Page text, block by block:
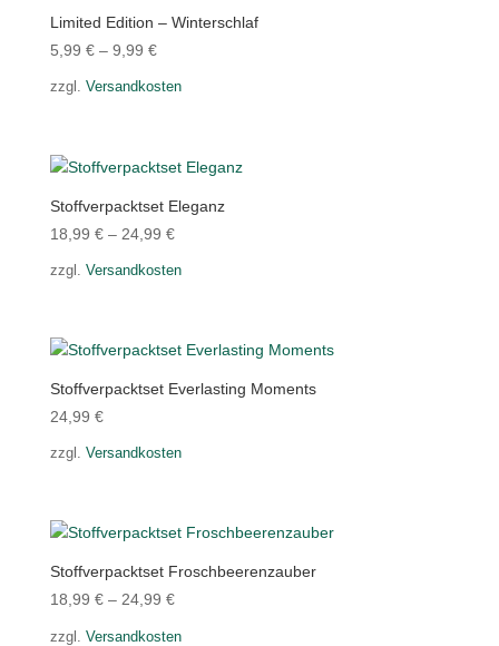
Limited Edition – Winterschlaf
5,99 €– 9,99 €
zzgl. Versandkosten
Stoffverpacktset Eleganz
18,99 €– 24,99 €
zzgl. Versandkosten
Stoffverpacktset Everlasting Moments
24,99 €
zzgl. Versandkosten
Stoffverpacktset Froschbeerenzauber
18,99 €– 24,99 €
zzgl. Versandkosten